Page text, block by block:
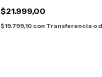
$21.999,00
$19.799,10 con Transferencia o